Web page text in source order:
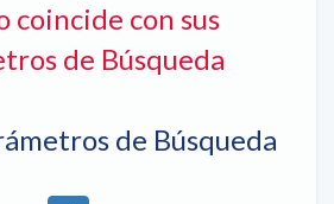
coincide con sus
de Búsqueda
de Búsqueda